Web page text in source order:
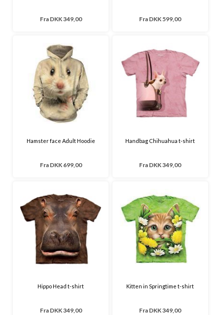
Fra DKK 349,00 Fra DKK 599,00
Hamster face Adult Hoodie
Fra DKK 699,00
Handbag Chihuahua t-shirt
Fra DKK 349,00
Hippo Head t-shirt
Fra DKK 349,00
Kitten in Springtime t-shirt
Fra DKK 349,00